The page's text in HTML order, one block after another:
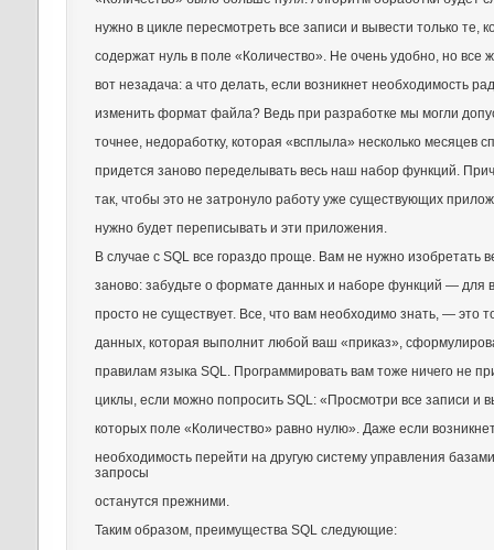
нужно в цикле пересмотреть все записи и вывести только те,
содержат нуль в поле «Количество». Не очень удобно, но все
вот незадача: а что делать, если возникнет необходимость
изменить формат файла? Ведь при разработке мы могли
точнее, недоработку, которая «всплыла» несколько месяцев
придется заново переделывать весь наш набор функций.
так, чтобы это не затронуло работу уже существующих
нужно будет переписывать и эти приложения.
В случае с SQL все гораздо проще. Вам не нужно изобретать
заново: забудьте о формате данных и наборе функций — для
просто не существует. Все, что вам необходимо знать, — это
данных, которая выполнит любой ваш «приказ»,
правилам языка SQL. Программировать вам тоже ничего не
циклы, если можно попросить SQL: «Просмотри все записи и
которых поле «Количество» равно нулю». Даже если
необходимость перейти на другую систему управления
запросы
останутся прежними.
Таким образом, преимущества SQL следующие: